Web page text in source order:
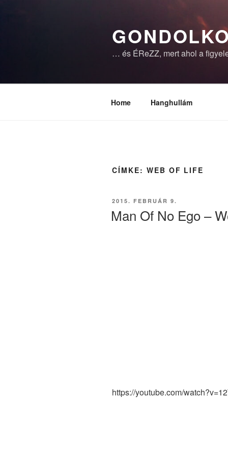
… és ÉReZZ, mert ahol a
Home Hanghullám
CÍMKE: WEB OF LIFE
BEKÜLDVE:
2015. FEBRUÁR 9.
Man Of No Ego –
https://youtube.com/